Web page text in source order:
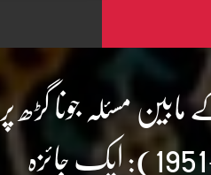
مسئلہ جونا گڑھ